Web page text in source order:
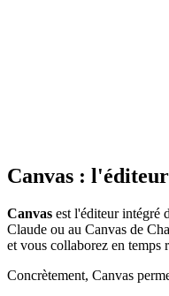
Canvas :
Canvas est l'éditeur intégré
Claude ou au Canvas de
et vous collaborez en temps
Concrètement, Canvas